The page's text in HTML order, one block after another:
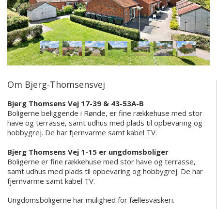
Om Bjerg-Thomsensvej
Bjerg Thomsens Vej 17-39 & 43-53A-B
Boligerne beliggende i Rønde, er fine rækkehuse med stor
have og terrasse, samt udhus med plads til opbevaring og
hobbygrej. De har fjernvarme samt kabel TV.
Bjerg Thomsens Vej 1-15 er ungdomsboliger
Boligerne er fine rækkehuse med stor have og terrasse,
samt udhus med plads til opbevaring og hobbygrej. De har
fjernvarme samt kabel TV.
Ungdomsboligerne har mulighed for fællesvaskeri.